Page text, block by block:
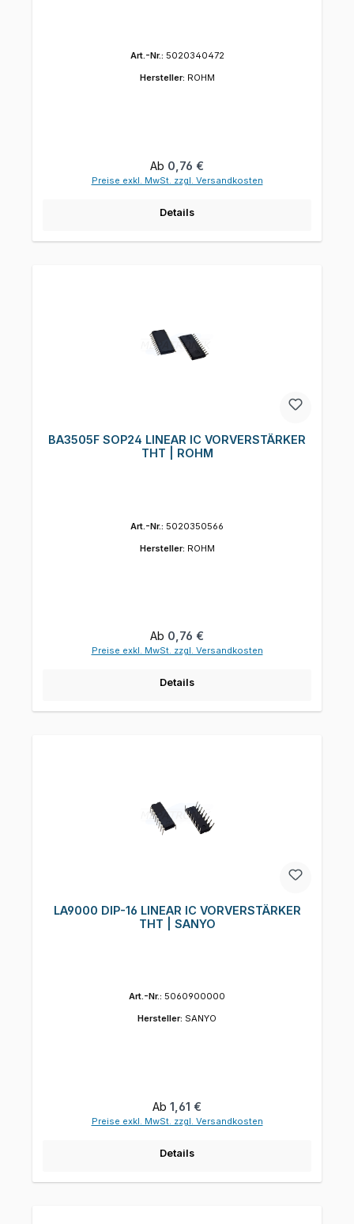
Art.-Nr.: 5020340472
Hersteller: ROHM
Regulärer Preis:
Ab 0,76 €
Preise exkl. MwSt. zzgl. Versandkosten
Details
BA3505F SOP24 LINEAR IC VORVERSTÄRKER
THT | ROHM
Art.-Nr.: 5020350566
Hersteller: ROHM
Regulärer Preis:
Ab 0,76 €
Preise exkl. MwSt. zzgl. Versandkosten
Details
LA9000 DIP-16 LINEAR IC VORVERSTÄRKER
THT | SANYO
Art.-Nr.: 5060900000
Hersteller: SANYO
Regulärer Preis:
Ab 1,61 €
Preise exkl. MwSt. zzgl. Versandkosten
Details